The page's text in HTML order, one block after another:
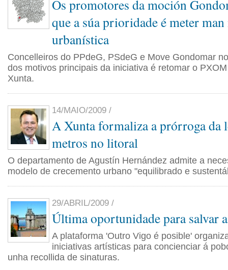
Os promotores da moción
que a súa prioridade é meter
urbanística
Concelleiros do PPdeG, PSdeG e Move Gondomar
dos motivos principais da iniciativa é retomar o
Xunta.
14/MAIO/2009 /
A Xunta formaliza a prórroga da
metros no litoral
O departamento de Agustín Hernández admite a
modelo de crecemento urbano "equilibrado e
29/ABRIL/2009 /
Última oportunidade para salvar
A plataforma 'Outro Vigo é posible'
iniciativas artísticas para concienciar á
unha recollida de sinaturas.